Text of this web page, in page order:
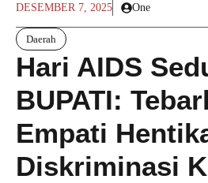
DESEMBER 7, 2025 One
Daerah
Hari AIDS
BUPATI:
Empati
Diskriminasi